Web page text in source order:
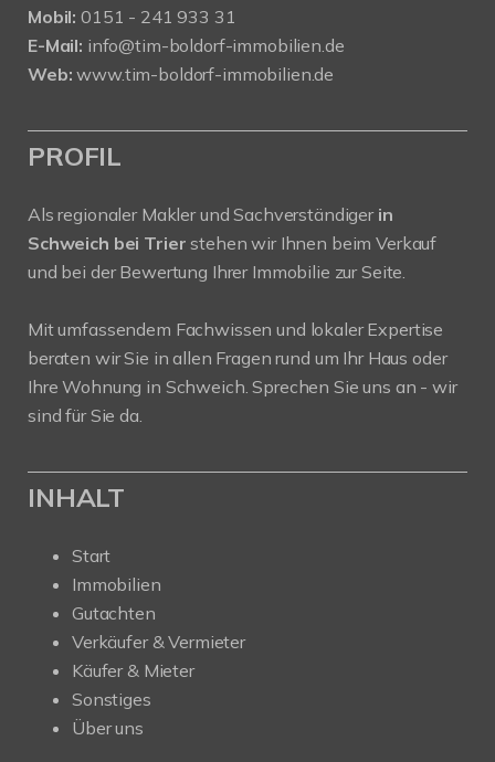
Mobil: 0151 - 241 933 31
E-Mail: info@tim-boldorf-immobilien.de
Web:www.tim-boldorf-immobilien.de
PROFIL
Als regionaler Makler und Sachverständigerin
Schweich bei Trierstehen wir Ihnen beim Verkauf
und bei der Bewertung Ihrer Immobilie zur Seite.
Mit umfassendem Fachwissen und lokaler Expertise
beraten wir Sie in allen Fragen rund um Ihr Haus oder
Ihre Wohnung in Schweich. Sprechen Sie uns an - wir
sind für Sie da.
INHALT
Start
Immobilien
Gutachten
Verkäufer & Vermieter
Käufer & Mieter
Sonstiges
Über uns